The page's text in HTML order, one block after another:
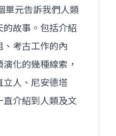
單元告訴我們人類
故事。包括介紹
、考古工作的內
化的幾種線索，
立人、尼安德塔
直介紹到人類及文